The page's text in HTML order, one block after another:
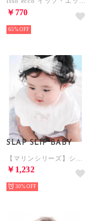
￥770
65%
SLAP SLIP BABY
￥1,232
30%